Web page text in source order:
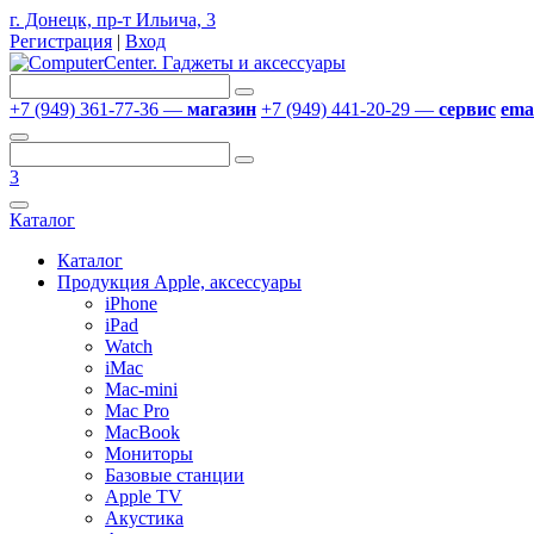
г. Донецк, пр-т Ильича, 3
Регистрация | Вход
+7 (949) 361-77-36 — магазин +7 (949) 441-20-29 — сервис
3
Каталог
Каталог
Продукция Apple, аксессуары
iPhone
iPad
Watch
iMac
Mac-mini
Mac Pro
MacBook
Мониторы
Базовые станции
Apple TV
Акустика